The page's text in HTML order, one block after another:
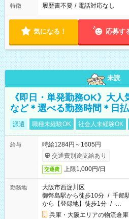
特徴 履歴書不要 / 電話対応なし
気になる！ 応募す
未読
《即日・単発勤務OK》大
など＊選べる勤務時間＊日
派遣 職種未経験OK 社会人未経験OK
給与
時給1284円～1605円
交通費別途支給あり
交通費 上限1,000円/日
勤務地
大阪市西淀川区
御幣島駅から徒歩10分 / 千船
から【登録地】徒歩1分 / …
兵庫・大阪エリアの物流倉